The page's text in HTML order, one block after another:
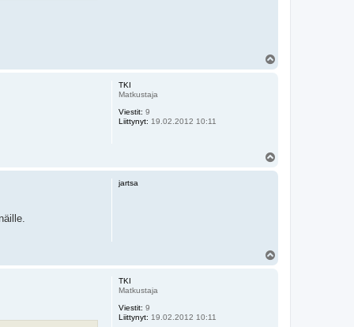
TKI
Matkustaja
Viestit: 9
Liittynyt: 19.02.2012 10:11
jartsa
TKI
Matkustaja
Viestit: 9
Liittynyt: 19.02.2012 10:11